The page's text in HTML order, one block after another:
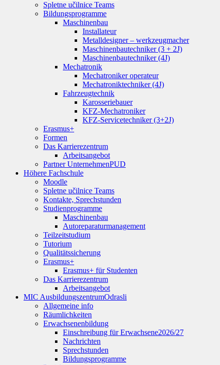
Spletne učilnice Teams
Bildungsprogramme
Maschinenbau
Installateur
Metalldesigner – werkzeugmacher
Maschinenbautechniker (3 + 2J)
Maschinenbautechniker (4J)
Mechatronik
Mechatroniker operateur
Mechatroniktechniker (4J)
Fahrzeugtechnik
Karosseriebauer
KFZ-Mechatroniker
KFZ-Servicetechniker (3+2J)
Erasmus+
Formen
Das Karrierezentrum
Arbeitsangebot
Partner UnternehmenPUD
Höhere Fachschule
Moodle
Spletne učilnice Teams
Kontakte, Sprechstunden
Studienprogramme
Maschinenbau
Autoreparaturmanagement
Teilzeitstudium
Tutorium
Qualitätssicherung
Erasmus+
Erasmus+ für Studenten
Das Karrierezentrum
Arbeitsangebot
MIC AusbildungszentrumOdrasli
Allgemeine info
Räumlichkeiten
Erwachsenenbildung
Einschreibung für Erwachsene2026/27
Nachrichten
Sprechstunden
Bildungsprogramme